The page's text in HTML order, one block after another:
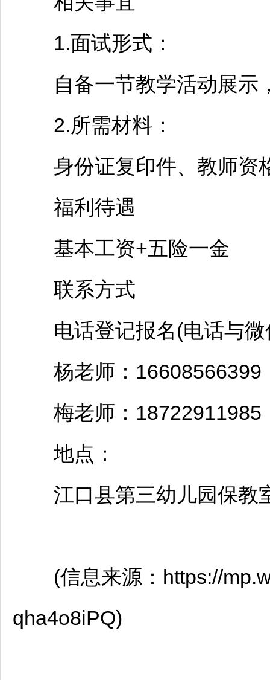
1.面试形式：
自备一节教学活动展示
2.所需材料：
身份证复印件、 教师资
福利待遇
基本工资+五险一金
联系方式
电话登记报名(电话与微
杨老师：16608566399
梅老师：18722911985
地点：
江口县第三幼儿园保教
(信息来源：https://
qha4o8iPQ)